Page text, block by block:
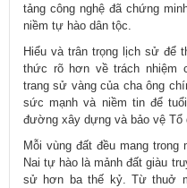
tảng công nghệ đã chứng
niềm tự hào dân tộc.
Hiểu và trân trọng lịch sử để
thức rõ hơn về trách nhiệm
trang sử vàng của cha ông
sức mạnh và niềm tin để
đường xây dựng và bảo vệ Tổ
Mỗi vùng đất đều mang
Nai tự hào là mảnh đất giàu
sử hơn ba thế kỷ. Từ thuở